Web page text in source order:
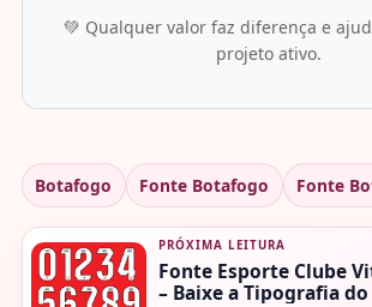
💚 Qualquer valor faz diferença e
projeto ativo.
Botafogo Fonte Botafogo Fonte
PRÓXIMA LEITURA
Fonte Esporte Clube
– Baixe a Tipografia do